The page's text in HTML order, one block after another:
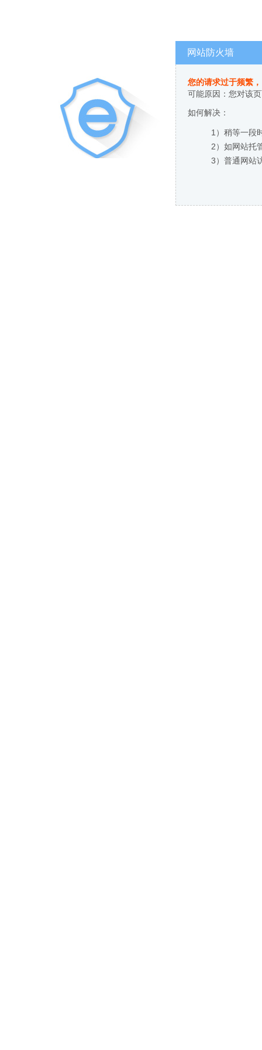
网站防火墙
您的请求过于频繁
可能原因：您对该
如何解决：
1）稍等一段
2）如网站托
3）普通网站